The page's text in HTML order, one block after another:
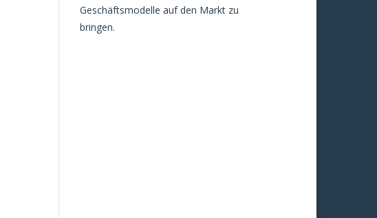
Geschäftsmodelle auf den Markt zu
bringen.